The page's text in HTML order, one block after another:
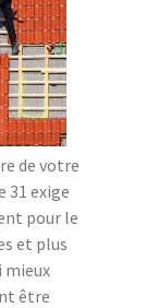
de votre
31 exige
pour le
et plus
mieux
être